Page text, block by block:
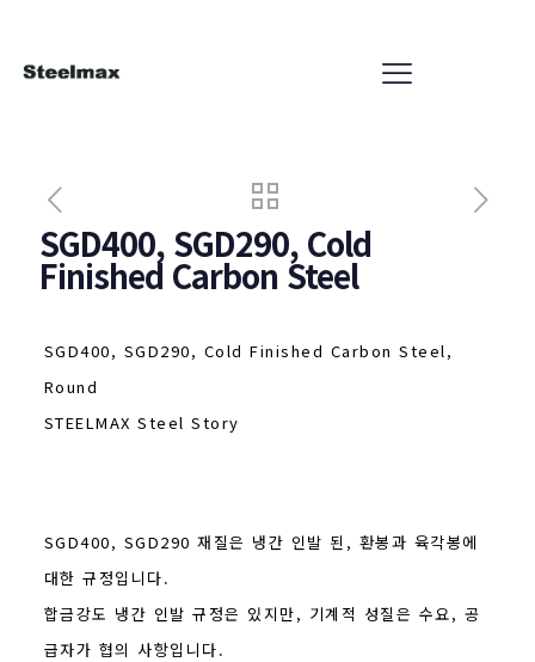
SGD400, SGD290, Cold
Finished Carbon Steel
SGD400, SGD290, Cold Finished Carbon Steel,
Round
STEELMAX Steel Story
SGD400, SGD290 재질은 냉간 인발 된, 환봉과 육각봉에
대한 규정입니다.
합금강도 냉간 인발 규정은 있지만, 기계적 성질은 수요, 공
급자가 협의 사항입니다.